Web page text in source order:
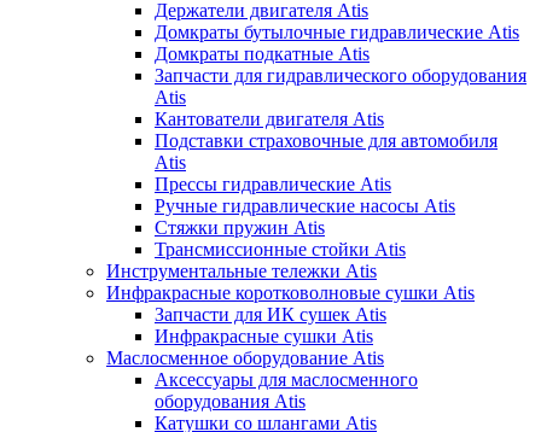
Держатели двигателя Atis
Домкраты бутылочные гидравлические Atis
Домкраты подкатные Atis
Запчасти для гидравлического оборудования
Atis
Кантователи двигателя Atis
Подставки страховочные для автомобиля
Atis
Прессы гидравлические Atis
Ручные гидравлические насосы Atis
Стяжки пружин Atis
Трансмиссионные стойки Atis
Инструментальные тележки Atis
Инфракрасные коротковолновые сушки Atis
Запчасти для ИК сушек Atis
Инфракрасные сушки Atis
Маслосменное оборудование Atis
Аксессуары для маслосменного
оборудования Atis
Катушки со шлангами Atis